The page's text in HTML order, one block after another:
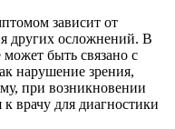
зависит от
других осложнений. В
быть связано с
нарушение зрения,
при возникновении
врачу для диагностики